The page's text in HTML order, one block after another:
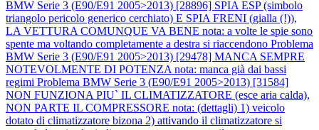
BMW Serie 3 (E90/E91 2005>2013) [28896] SPIA ESP (simbolo
triangolo pericolo generico cerchiato) E SPIA FRENI (gialla (!)),
LA VETTURA COMUNQUE VA BENE nota: a volte le spie sono
spente ma voltando completamente a destra si riaccendono Problema
BMW Serie 3 (E90/E91 2005>2013) [29478] MANCA SEMPRE
NOTEVOLMENTE DI POTENZA nota: manca già dai bassi
regimi Problema BMW Serie 3 (E90/E91 2005>2013) [31584]
NON FUNZIONA PIU` IL CLIMATIZZATORE (esce aria calda),
NON PARTE IL COMPRESSORE nota: (dettagli) 1) veicolo
dotato di climatizzatore bizona 2) attivando il climatizzatore si